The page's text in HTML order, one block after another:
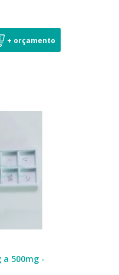
+ orçamento
a 500mg -